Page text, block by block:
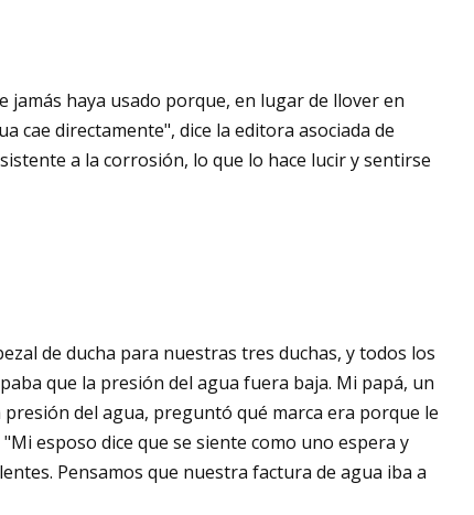
jamás haya usado porque, en lugar de llover en
cae directamente", dice la editora asociada de
a la corrosión, lo que lo hace lucir y sentirse
de ducha para nuestras tres duchas, y todos los
que la presión del agua fuera baja. Mi papá, un
del agua, preguntó qué marca era porque le
esposo dice que se siente como uno espera y
Pensamos que nuestra factura de agua iba a